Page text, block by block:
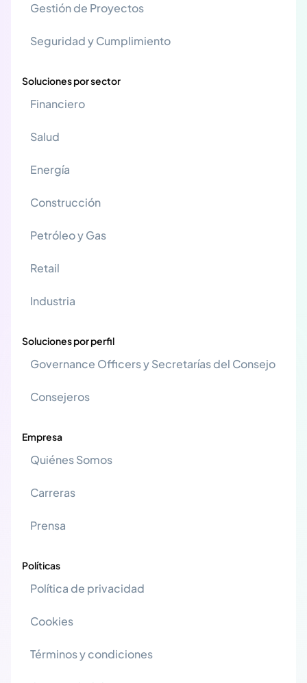
Gestión de Proyectos
Seguridad y Cumplimiento
Soluciones por sector
Financiero
Salud
Energía
Construcción
Petróleo y Gas
Retail
Industria
Soluciones por perfil
Governance Officers y Secretarías del Consejo
Consejeros
Empresa
Quiénes Somos
Carreras
Prensa
Políticas
Política de privacidad
Cookies
Términos y condiciones